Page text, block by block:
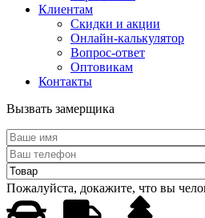
Клиентам
Скидки и акции
Онлайн-калькулятор
Вопрос-ответ
Оптовикам
Контакты
Вызвать замерщика
Пожалуйста, докажите, что вы